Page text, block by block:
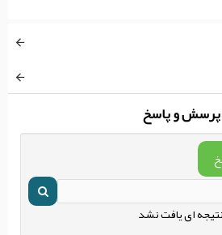
پرسش و پاسخ
نتیجه ای یافت نشد